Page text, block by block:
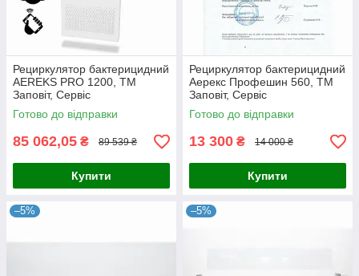
Рециркулятор бактерицидний
AEREKS PRO 1200, ТМ
Заповіт, Сервіс
Готово до відправки
85 062,05 ₴ 89 539 ₴
Купити
Рециркулятор бактерицидний
Аерекс Профешин 560, ТМ
Заповіт, Сервіс
Готово до відправки
13 300 ₴ 14 000 ₴
Купити
–5% –5%